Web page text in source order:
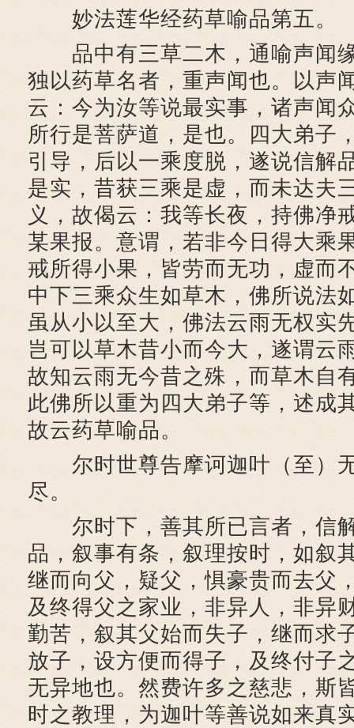
妙法莲华经药草喻品第五。
品中有三草二木，通喻声闻
独以药草名者，重声闻也。以声
云：今为汝等说最实事，诸声闻
所行是菩萨道，是也。四大弟子
引导，后以一乘度脱，遂说信解
是实，昔获三乘是虚，而未达夫
义，故偈云：我等长夜，持佛净
某果报。意谓，若非今日得大乘
戒所得小果，皆劳而无功，虚而
中下三乘众生如草木，佛所说法
虽从小以至大，佛法云雨无权实
岂可以草木昔小而今大，遂谓云
故知云雨无今昔之殊，而草木自
此佛所以重为四大弟子等，述成
故云药草喻品。
尔时世尊告摩诃迦叶（至）
尽。
尔时下，善其所已言者，信
品，叙事有条，叙理按时，如叙
继而向父，疑父，惧豪贵而去父
及终得父之家业，非异人，非异
勤苦，叙其父始而失子，继而求
放子，设方便而得子，及终付子
无异地也。然费许多之慈悲，斯
时之教理，为迦叶等善说如来真